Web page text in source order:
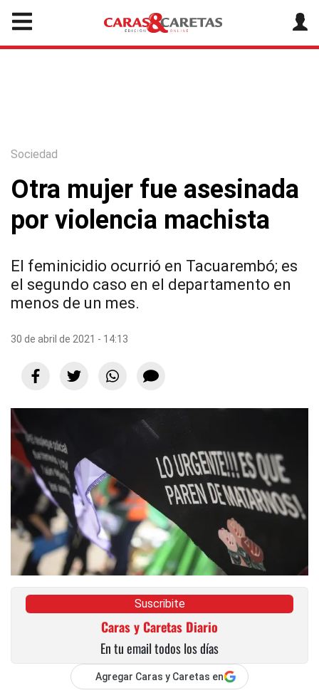
Sociedad
Otra mujer fue asesinada
por violencia machista
El feminicidio ocurrió en Tacuarembó; es
el segundo caso en el departamento en
menos de un mes.
30 de abril de 2021 - 14:13
Suscribite
Caras y Caretas Diario
En tu email todos los días
Agregar Caras y Caretas en